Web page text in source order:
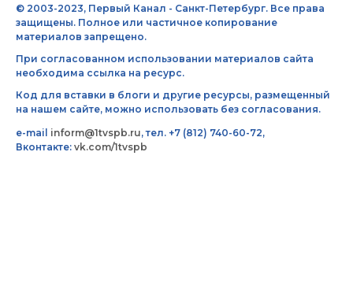
© 2003-2023, Первый Канал - Санкт-Петербург. Все права
защищены. Полное или частичное копирование
материалов запрещено.
При согласованном использовании материалов сайта
необходима ссылка на ресурс.
Код для вставки в блоги и другие ресурсы, размещенный
на нашем сайте, можно использовать без согласования.
e-mail inform@1tvspb.ru, тел. +7 (812) 740-60-72,
Вконтакте: vk.com/1tvspb